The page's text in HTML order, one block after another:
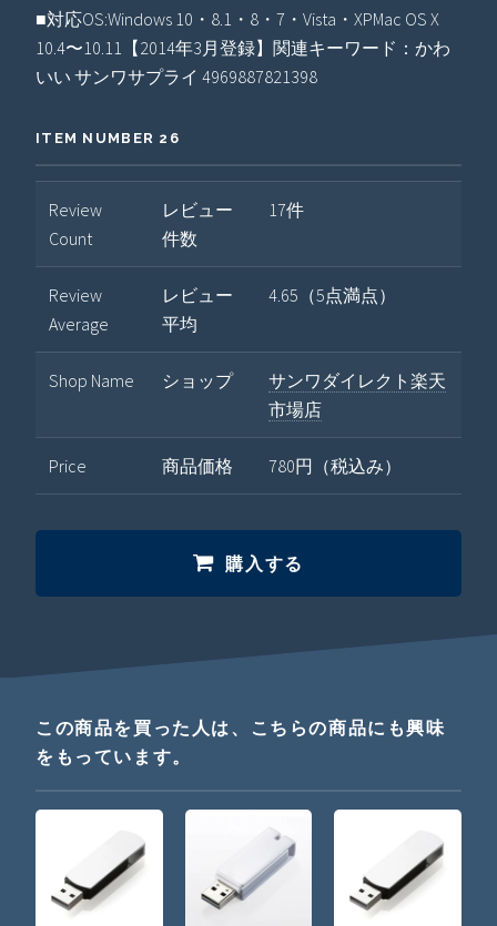
■対応OS:Windows 10・8.1・8・7・Vista・XPMac OS X
10.4〜10.11【2014年3月登録】関連キーワード：かわ
いい サンワサプライ 4969887821398
ITEM NUMBER 26
Review
Count
レビュー
件数
17件
Review
Average
レビュー
平均
4.65（5点満点）
Shop Name ショップ
サンワダイレクト楽天
市場店
Price 商品価格 780円（税込み）
購入する
この商品を買った人は、こちらの商品にも興味
をもっています。